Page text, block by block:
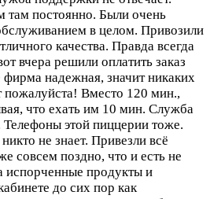
там постоянно. Были очень
в целом. Привозили
качества. Правда всегда
вчера решили оплатить заказ
надежная, значит никаких
пожалуйста! Вместо 120 мин.,
что ехать им 10 мин. Служба
Телефоны этой пиццерии тоже.
не знает. Привезли всё
совсем поздно, что и есть не
испорченные продукты и
до сих пор как